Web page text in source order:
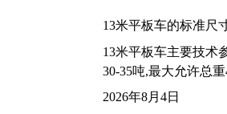
13米平板车的标准尺
13米平板车主要技术
30-35吨,最大允许总
2026年8月4日